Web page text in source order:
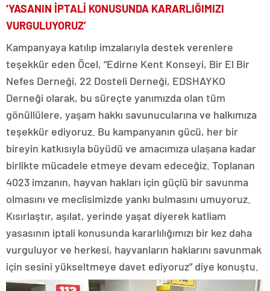
‘YASANIN İPTALİ KONUSUNDA KARARLIĞIMIZI
VURGULUYORUZ’
Kampanyaya katılıp imzalarıyla destek verenlere
teşekkür eden Öcel, “Edirne Kent Konseyi, Bir El Bir
Nefes Derneği, 22 Dosteli Derneği, EDSHAYKO
Derneği olarak, bu süreçte yanımızda olan tüm
gönüllülere, yaşam hakkı savunucularına ve halkımıza
teşekkür ediyoruz. Bu kampanyanın gücü, her bir
bireyin katkısıyla büyüdü ve amacımıza ulaşana kadar
birlikte mücadele etmeye devam edeceğiz. Toplanan
4023 imzanın, hayvan hakları için güçlü bir savunma
olmasını ve meclisimizde yankı bulmasını umuyoruz.
Kısırlaştır, aşılat, yerinde yaşat diyerek katliam
yasasının iptali konusunda kararlılığımızı bir kez daha
vurguluyor ve herkesi, hayvanların haklarını savunmak
için sesini yükseltmeye davet ediyoruz” diye konuştu.